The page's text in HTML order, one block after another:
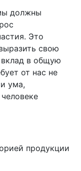
должны
Это
свою
вклад в общую
от нас не
ума,
продукции